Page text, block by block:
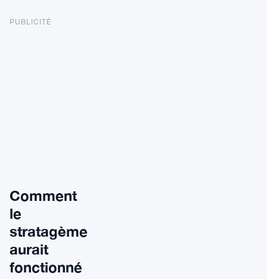
PUBLICITÉ
Comment
le
stratagème
aurait
fonctionné